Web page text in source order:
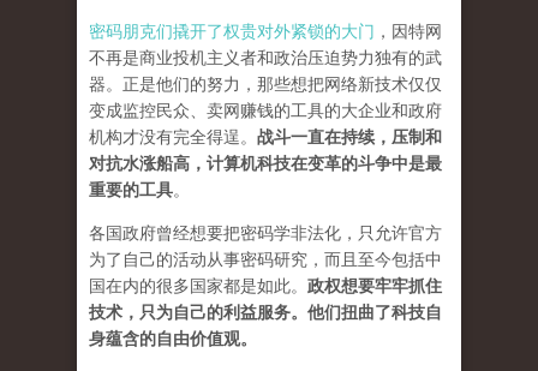
密码朋克们撬开了权贵对外紧锁的大门 ，因特网
不再是商业投机主义者和政治压迫势力独有的武
器。正是他们的努力，那些想把网络新技术仅仅
变成监控民众、卖网赚钱的工具的大企业和政府
机构才没有完全得逞。 战斗一直在持续，压制和
对抗水涨船高，计算机科技在变革的斗争中是最
重要的工具。
各国政府曾经想要把密码学非法化，只允许官方
为了自己的活动从事密码研究，而且至今包括中
国在内的很多国家都是如此。 政权想要牢牢抓住
技术，只为自己的利益服务。他们扭曲了科技自
身蕴含的自由价值观。